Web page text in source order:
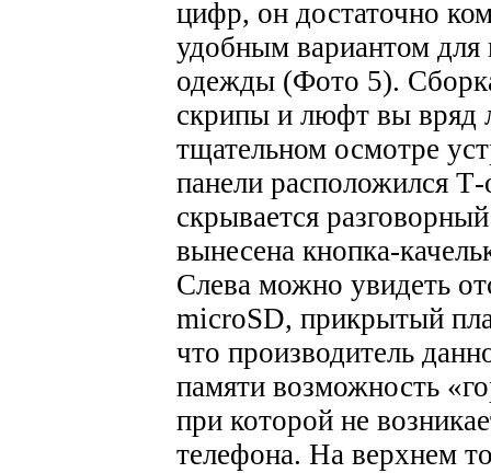
цифр, он достаточно
удобным вариантом
одежды (Фото 5).
скрипы и люфт вы вряд
тщательном осмотре
панели расположился
скрывается
вынесена кнопка-
Слева можно увидеть
microSD, прикрытый
что производитель
памяти возможность
при которой не
телефона. На верхнем